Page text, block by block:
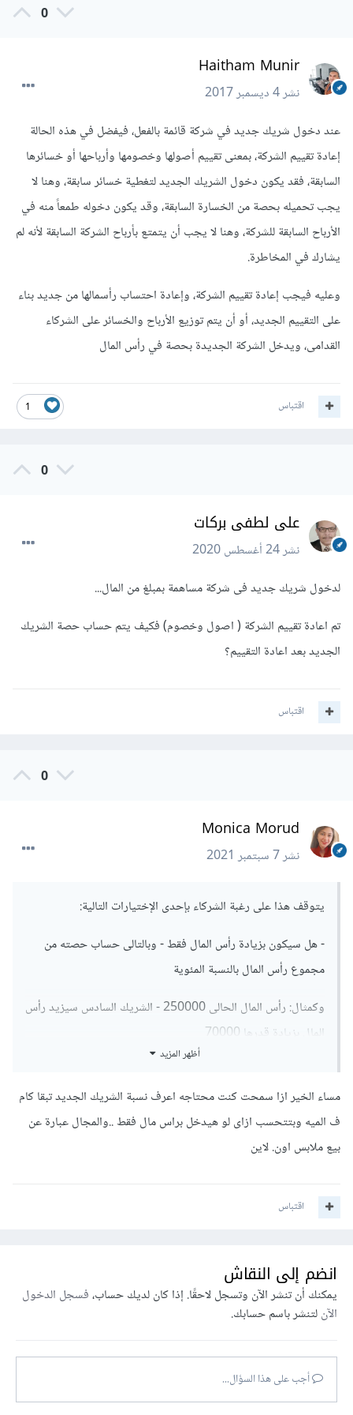
0
Haitham Munir
نشر4 ديسمبر 2017
عند دخول شريك جديد في شركة قائمة بالفعل، فيفضل في هذه الحالة
إعادة تقييم الشركة، بمعنى تقييم أصولها وخصومها وأرباحها أو خسائرها
السابقة، فقد يكون دخول الشريك الجديد لتغطية خسائر سابقة، وهنا لا
يجب تحميله بحصة من الخسارة السابقة، وقد يكون دخوله طمعاً منه في
الأرباح السابقة للشركة، وهنا لا يجب أن يتمتع بأرباح الشركة السابقة لأنه لم
يشارك في المخاطرة.
وعليه فيجب إعادة تقييم الشركة، وإعادة احتساب رأسمالها من جديد بناء
على التقييم الجديد، أو أن يتم توزيع الأرباح والخسائر على الشركاء
القدامى، ويدخل الشركة الجديدة بحصة في رأس المال
1 اقتباس
0
على لطفى بركات
نشر24 أغسطس 2020
لدخول شريك جديد فى شركة مساهمة بمبلغ من المال...
تم اعادة تقييم الشركة ( اصول وخصوم) فكيف يتم حساب حصة الشريك
الجديد بعد اعادة التقييم؟
اقتباس
0
Monica Morud
نشر7 سبتمبر 2021
يتوقف هذا على رغبة الشركاء بإحدى الإختيارات التالية:
- هل سيكون بزيادة رأس المال فقط - وبالتالى حساب حصته من
مجموع رأس المال بالنسبة المئوية
وكمثال: رأس المال الحالى 250000 - الشريك السادس سيزيد رأس
المال بزيادة قدرها 70000
والناتج هنا = 21.875 % حصة الشريك الجديد السادس
----------------------
بحساب مجهودة أو خبرته كم تساوى/يساويان فى المشروع (مثلاً
السابقة كالتالى
رأس المال النهائى 170000 + 250000 = 420000
حصة الشريك الجديد = (170000 × 100) ÷ 420000
= 40.48%
أظهر المزيد
مساء الخير ازا سمحت كنت محتاجه اعرف نسبة الشريك الجديد تبقا كام
ف الميه وبتتحسب ازاى لو هيدخل براس مال فقط ..والمجال عبارة عن
بيع ملابس اون. لاين
اقتباس
انضم إلى النقاش
يمكنك أن تنشر الآن وتسجل لاحقًا. إذا كان لديك حساب،فسجل الدخول
الآنلتنشر باسم حسابك.
أجب على هذا السؤال...